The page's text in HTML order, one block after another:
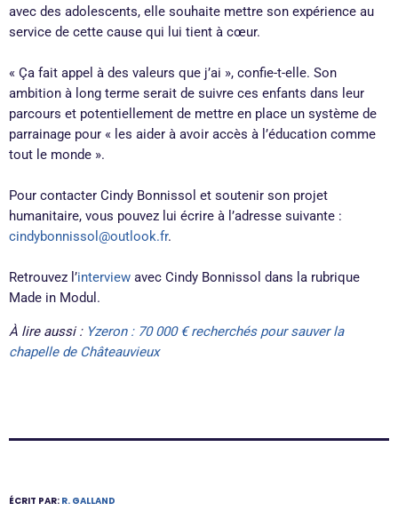
avec des adolescents, elle souhaite mettre son expérience au
service de cette cause qui lui tient à cœur.
« Ça fait appel à des valeurs que j’ai », confie-t-elle. Son
ambition à long terme serait de suivre ces enfants dans leur
parcours et potentiellement de mettre en place un système de
parrainage pour « les aider à avoir accès à l’éducation comme
tout le monde ».
Pour contacter Cindy Bonnissol et soutenir son projet
humanitaire, vous pouvez lui écrire à l’adresse suivante :
cindybonnissol@outlook.fr.
Retrouvez l’interview avec Cindy Bonnissol dans la rubrique
Made in Modul.
À lire aussi : Yzeron : 70 000 € recherchés pour sauver la
chapelle de Châteauvieux
ÉCRIT PAR: R. GALLAND